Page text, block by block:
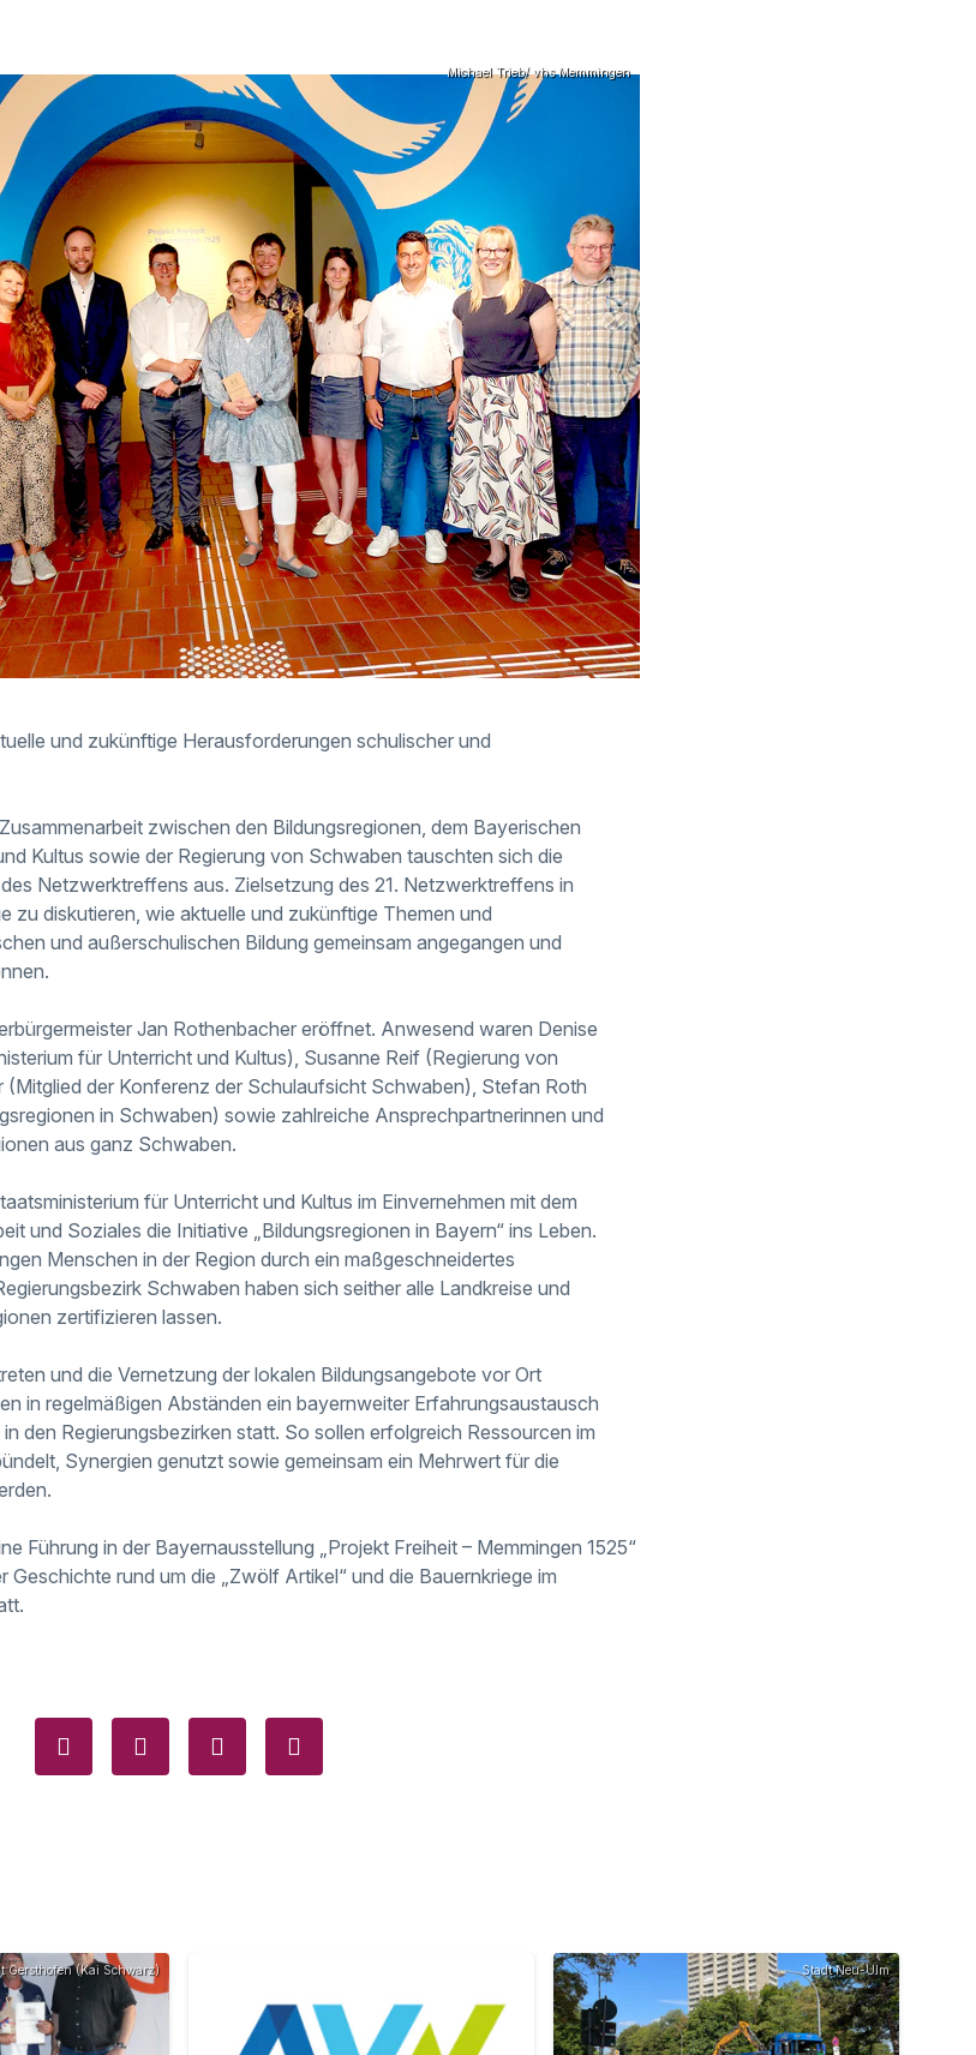
Michael Trieb/ vhs Memmingen
und zukünftige Herausforderungen schulischer und
zwischen den Bildungsregionen, dem Bayerischen
Kultus sowie der Regierung von Schwaben tauschten sich die
Netzwerktreffens aus. Zielsetzung des 21. Netzwerktreffens in
zu diskutieren, wie aktuelle und zukünftige Themen und
und außerschulischen Bildung gemeinsam angegangen und
Jan Rothenbacher eröffnet. Anwesend waren Denise
für Unterricht und Kultus), Susanne Reif (Regierung von
der Konferenz der Schulaufsicht Schwaben), Stefan Roth
in Schwaben) sowie zahlreiche Ansprechpartnerinnen und
aus ganz Schwaben.
für Unterricht und Kultus im Einvernehmen mit dem
und Soziales die Initiative „Bildungsregionen in Bayern“ ins Leben.
Menschen in der Region durch ein maßgeschneidertes
Schwaben haben sich seither alle Landkreise und
zertifizieren lassen.
und die Vernetzung der lokalen Bildungsangebote vor Ort
in regelmäßigen Abständen ein bayernweiter Erfahrungsaustausch
den Regierungsbezirken statt. So sollen erfolgreich Ressourcen im
Synergien genutzt sowie gemeinsam ein Mehrwert für die
Führung in der Bayernausstellung „Projekt Freiheit – Memmingen 1525“
Geschichte rund um die „Zwölf Artikel“ und die Bauernkriege im
Gersthofen (Kai Schwarz) Stadt Neu-Ulm